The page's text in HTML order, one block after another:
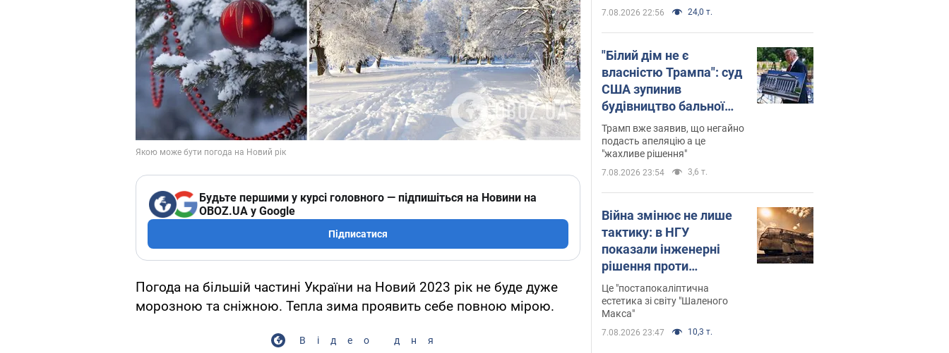
Будьте першими у курсі головного — підпишіться на Новини на
OBOZ.UA у Google
Підписатися
Погода на більшій частині України на Новий 2023 рік не буде дуже
морозною та сніжною. Тепла зима проявить себе повною мірою.
Відео дня
7.08.2026 22:56 24,0 т.
"Білий дім не є
власністю Трампа": суд
США зупинив
будівництво бальної
зали за $400 млн
Трамп вже заявив, що негайно
подасть апеляцію а це
"жахливе рішення"
7.08.2026 23:54 3,6 т.
Війна змінює не лише
тактику: в НГУ
показали інженерні
рішення проти
російських FPV-дронів.
Фото
Це "постапокаліптична
естетика зі світу "Шаленого
Макса"
7.08.2026 23:47 10,3 т.